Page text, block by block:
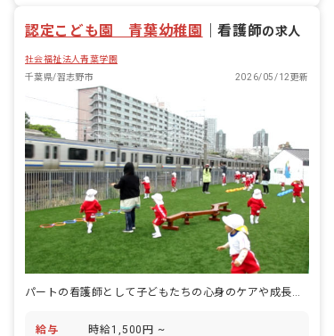
過ごせるような保育を心掛けています。
て大切にされていることの実感”が伝わ
るように、子どもと1対1で関わる時間を
大切にし、子どもの声に耳を傾け受け止
めるようにしています。また、日々の保
育でのふれあい遊びを積極的に取り入
れ、遊びからも実感できる環境を目指し
ています。 ・職員間で話し合う機会を設
け、子どもの成長や保護者との関わりに
ついて共有し、それぞれにあった関わり
について日々振り返る時間を作っていま
す。その中でも、子どもの”その子らし
さ”を大切にする保育にも力を入れてお
ります。 ・職員一人一人が興味のある分
野をオンラインで研修を受講し、保育の
スキルアップをしています。
認定こども園 青葉幼稚園 ｜看護師の求人
社会福祉法人青葉学園
千葉県/習志野市
2026/05/12更新
パートの看護師として子どもたちの心身のケアや成長のサポートをしませんか
給与 時給1,500円 ~